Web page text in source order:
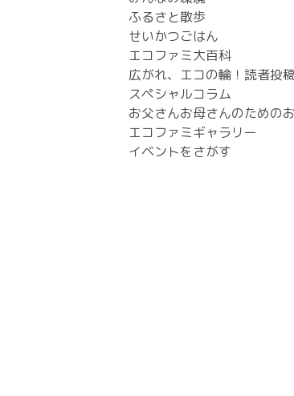
ふるさと散歩
せいかつごはん
エコファミ大百科
広がれ、エコの輪！読者投
スペシャルコラム
お父さんお母さんのための
エコファミギャラリー
イベントをさがす